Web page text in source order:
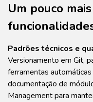
Um pouco
Padrões técnicos e
Versionamento em Git,
ferramentas
documentação de
Management para